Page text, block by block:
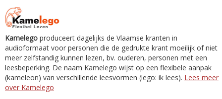
Kamelego produceert dagelijks de Vlaamse kranten in
audioformaat voor personen die de gedrukte krant moeilijk of niet
meer zelfstandig kunnen lezen, bv. ouderen, personen met een
leesbeperking. De naam Kamelego wijst op een flexibele aanpak
(kameleon) van verschillende leesvormen (lego: ik lees). Lees meer
over Kamelego